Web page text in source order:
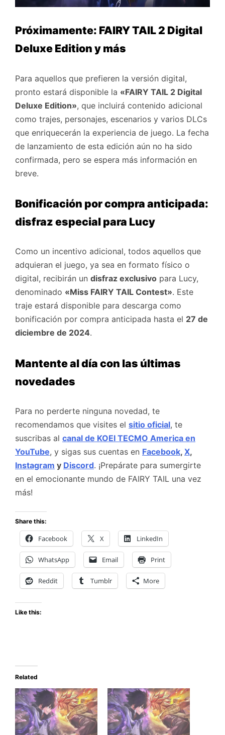
Próximamente: FAIRY TAIL 2 Digital
Deluxe Edition y más
Para aquellos que prefieren la versión digital,
pronto estará disponible la «FAIRY TAIL 2 Digital
Deluxe Edition», que incluirá contenido adicional
como trajes, personajes, escenarios y varios DLCs
que enriquecerán la experiencia de juego. La fecha
de lanzamiento de esta edición aún no ha sido
confirmada, pero se espera más información en
breve.
Bonificación por compra anticipada:
disfraz especial para Lucy
Como un incentivo adicional, todos aquellos que
adquieran el juego, ya sea en formato físico o
digital, recibirán un disfraz exclusivo para Lucy,
denominado «Miss FAIRY TAIL Contest». Este
traje estará disponible para descarga como
bonificación por compra anticipada hasta el 27 de
diciembre de 2024.
Mantente al día con las últimas
novedades
Para no perderte ninguna novedad, te
recomendamos que visites el sitio oficial, te
suscribas al canal de KOEI TECMO America en
YouTube, y sigas sus cuentas en Facebook, X,
Instagram y Discord. ¡Prepárate para sumergirte
en el emocionante mundo de FAIRY TAIL una vez
más!
Share this:
Facebook X LinkedIn
WhatsApp Email Print
Reddit Tumblr More
Like this:
Related